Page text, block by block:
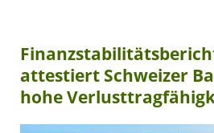
attestiert Schweizer
hohe